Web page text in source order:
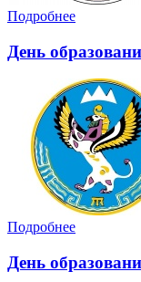
Подробнее
День
Подробнее
День